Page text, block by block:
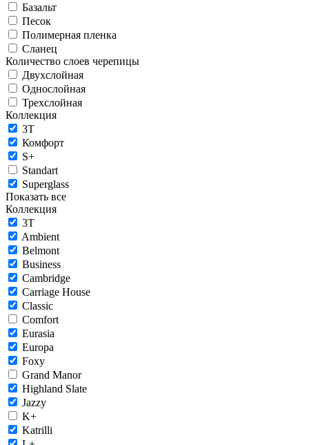
Базальт
Песок
Полимерная пленка
Сланец
Количество слоев черепицы
Двухслойная
Однослойная
Трехслойная
Коллекция
3T
Комфорт
S+
Standart
Superglass
Показать все
Коллекция
3T
Ambient
Belmont
Business
Cambridge
Carriage House
Classic
Comfort
Eurasia
Europa
Foxy
Grand Manor
Highland Slate
Jazzy
K+
Katrilli